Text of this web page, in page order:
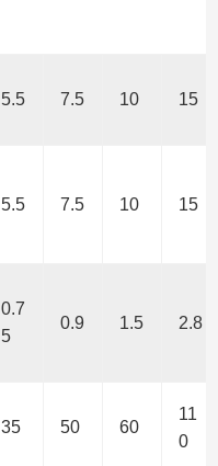
5.5 7.5 10 15
5.5 7.5 10 15
0.7
5
0.9 1.5 2.8
35 50 60
11
0